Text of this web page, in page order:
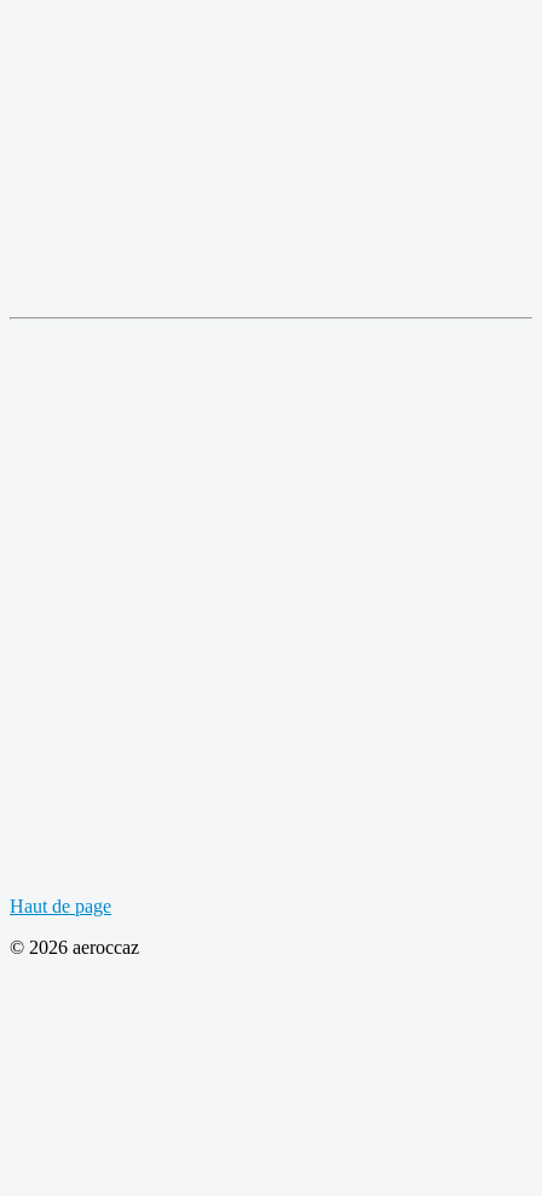
Haut de page
© 2026 aeroccaz